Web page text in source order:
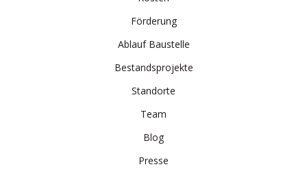
Förderung
Ablauf Baustelle
Bestandsprojekte
Standorte
Team
Blog
Presse